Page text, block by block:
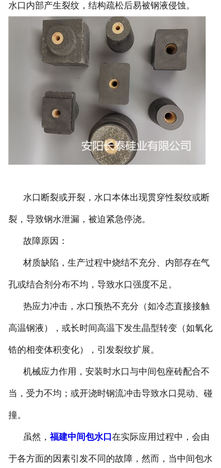
水口内部产生裂纹，结构疏松后易被钢液侵蚀。
水口断裂或开裂，水口本体出现贯穿性裂纹或断
裂，导致钢水泄漏，被迫紧急停浇。
故障原因：
材质缺陷，生产过程中烧结不充分、内部存在气
孔或结合剂分布不均，导致水口强度不足。
热应力冲击，水口预热不充分（如冷态直接接触
高温钢液），或长时间高温下发生晶型转变（如氧化
锆的相变体积变化），引发裂纹扩展。
机械应力作用，安装时水口与中间包座砖配合不
当，受力不均；或开浇时钢流冲击导致水口晃动、碰
撞。
虽然， 福建中间包水口 在实际应用过程中，会由
于各方面的因素引发不同的故障，然而，当中间包水